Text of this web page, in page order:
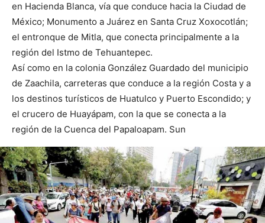
en Hacienda Blanca, vía que conduce hacia la Ciudad de
México; Monumento a Juárez en Santa Cruz Xoxocotlán;
el entronque de Mitla, que conecta principalmente a la
región del Istmo de Tehuantepec.
Así como en la colonia González Guardado del municipio
de Zaachila, carreteras que conduce a la región Costa y a
los destinos turísticos de Huatulco y Puerto Escondido; y
el crucero de Huayápam, con la que se conecta a la
región de la Cuenca del Papaloapam. Sun